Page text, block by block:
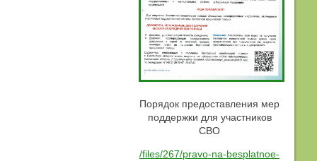
Порядок предоставления мер
поддержки для участников
СВО
/files/267/pravo-na-besplatnoe-